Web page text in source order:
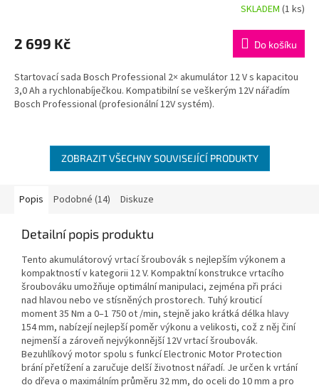
SKLADEM (1 ks)
2 699 Kč Do košíku
Startovací sada Bosch Professional 2× akumulátor 12 V s kapacitou
3,0 Ah a rychlonabíječkou. Kompatibilní se veškerým 12V nářadím
Bosch Professional (profesionální 12V systém).
ZOBRAZIT VŠECHNY SOUVISEJÍCÍ PRODUKTY
Popis Podobné (14) Diskuze
Detailní popis produktu
Tento akumulátorový vrtací šroubovák s nejlepším výkonem a
kompaktností v kategorii 12 V. Kompaktní konstrukce vrtacího
šroubováku umožňuje optimální manipulaci, zejména při práci
nad hlavou nebo ve stísněných prostorech. Tuhý krouticí
moment 35 Nm a 0–1 750 ot /min, stejně jako krátká délka hlavy
154 mm, nabízejí nejlepší poměr výkonu a velikosti, což z něj činí
nejmenší a zároveň nejvýkonnější 12V vrtací šroubovák.
Bezuhlíkový motor spolu s funkcí Electronic Motor Protection
brání přetížení a zaručuje delší životnost nářadí. Je určen k vrtání
do dřeva o maximálním průměru 32 mm, do oceli do 10 mm a pro